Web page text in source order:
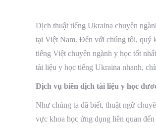
Dịch thuật tiếng Ukraina chuyên
tại Việt Nam. Đến với chúng tôi, quý
tiếng Việt chuyên ngành y học tốt
tài liệu y học tiếng Ukraina nhanh,
Dịch vụ biên dịch tài liệu y học
Như chúng ta đã biết, thuật ngữ
vực khoa học ứng dụng liên quan